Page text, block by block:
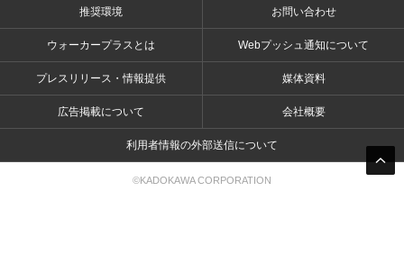
推奨環境 お問い合わせ
ウォーカープラスとは Webプッシュ通知について
プレスリリース・情報提供 媒体資料
広告掲載について 会社概要
利用者情報の外部送信について
©KADOKAWA CORPORATION